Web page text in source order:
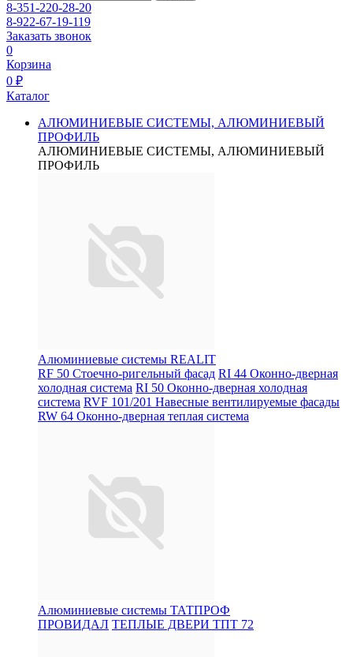
8-351-220-28-20
8-922-67-19-119
Заказать звонок
0
Корзина
0 ₽
Каталог
АЛЮМИНИЕВЫЕ СИСТЕМЫ, АЛЮМИНИЕВЫЙ
ПРОФИЛЬ
АЛЮМИНИЕВЫЕ СИСТЕМЫ, АЛЮМИНИЕВЫЙ
ПРОФИЛЬ
Алюминиевые системы REALIT
RF 50 Стоечно-ригельный фасад RI 44 Оконно-дверная
холодная система RI 50 Оконно-дверная холодная
система RVF 101/201 Навесные вентилируемые фасады
RW 64 Оконно-дверная теплая система
Алюминиевые системы ТАТПРОФ
ПРОВИДАЛ ТЕПЛЫЕ ДВЕРИ ТПТ 72